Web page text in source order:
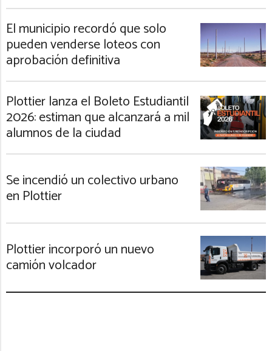
El municipio recordó que solo
pueden venderse loteos con
aprobación definitiva
Plottier lanza el Boleto Estudiantil
2026: estiman que alcanzará a mil
alumnos de la ciudad
Se incendió un colectivo urbano
en Plottier
Plottier incorporó un nuevo
camión volcador